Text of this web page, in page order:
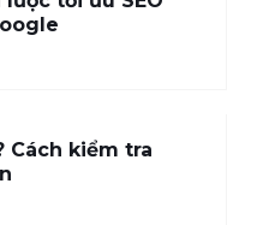
Cách kiểm tra